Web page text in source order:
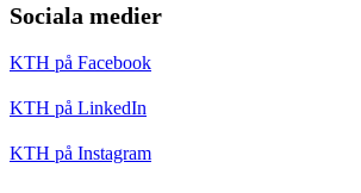
Sociala medier
KTH på Facebook
KTH på LinkedIn
KTH på Instagram